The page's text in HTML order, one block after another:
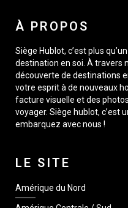
À PROPOS
Siège Hublot, c’est plus
destination en soi. À travers
découverte de destinations
votre esprit à de nouveaux
facture visuelle et des
voyager. Siège hublot, c’est
embarquez avec nous !
LE SITE
Amérique du Nord